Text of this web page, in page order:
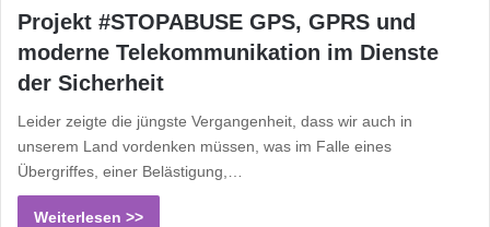
Projekt #STOPABUSE GPS, GPRS und
moderne Telekommunikation im Dienste
der Sicherheit
Leider zeigte die jüngste Vergangenheit, dass wir auch in
unserem Land vordenken müssen, was im Falle eines
Übergriffes, einer Belästigung,…
Weiterlesen >>